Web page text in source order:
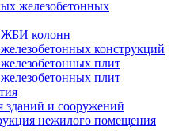
железобетонных
колонн
конструкций
плит
плит
зданий и сооружений
нежилого помещения